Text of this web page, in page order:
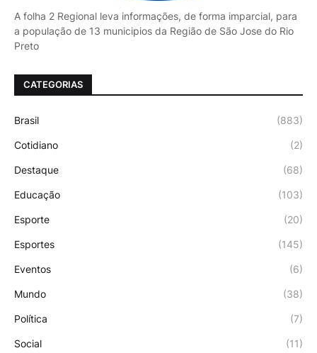
A folha 2 Regional leva informações, de forma imparcial, para
a população de 13 municipios da Região de São Jose do Rio
Preto
CATEGORIAS
Brasil (883)
Cotidiano (2)
Destaque (68)
Educação (103)
Esporte (20)
Esportes (145)
Eventos (6)
Mundo (38)
Política (7)
Social (11)